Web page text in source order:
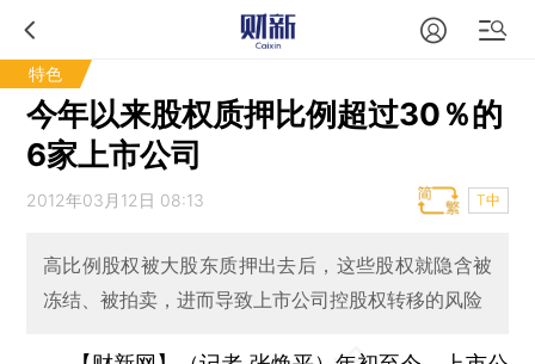
特色
今年以来股权质押比例超过30％的
6家上市公司
2012年03月12日 08:13 T中
高比例股权被大股东质押出去后，这些股权就隐含被
冻结、被拍卖，进而导致上市公司控股权转移的风险